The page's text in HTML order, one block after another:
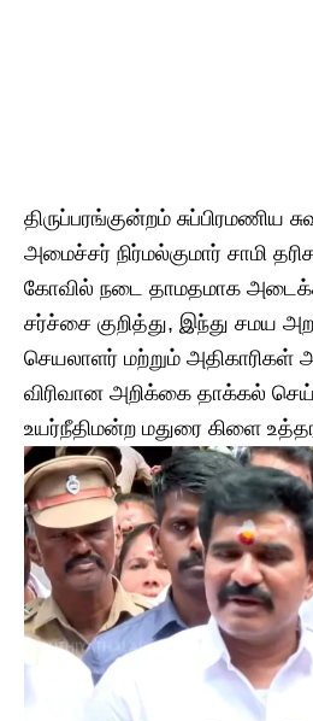
திருப்பரங்குன்றம் சுப்பிரமணிய
அமைச்சர் நிர்மல்குமார் சாமி
கோவில் நடை தாமதமாக
சர்ச்சை குறித்து, இந்து சமய
செயலாளர் மற்றும் அதிகாரிகள்
விரிவான அறிக்கை தாக்கல்
உயர்நீதிமன்ற மதுரை கிளை